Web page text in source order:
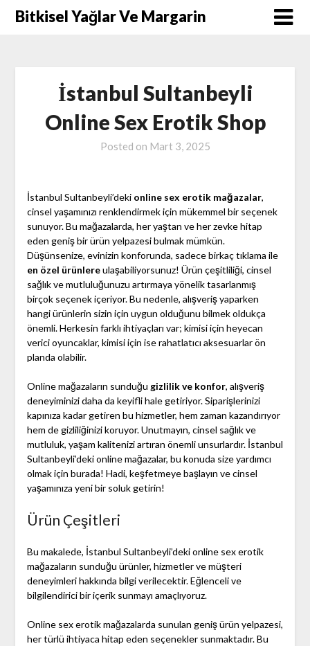
SkipBitkisel Yağlar Ve Margarin
İstanbul Sultanbeyli
Online Sex Erotik Shop
Posted on Mart 3, 2025
İstanbul Sultanbeyli’deki online sex erotik mağazalar,
cinsel yaşamınızı renklendirmek için mükemmel bir seçenek
sunuyor. Bu mağazalarda, her yaştan ve her zevke hitap
eden geniş bir ürün yelpazesi bulmak mümkün.
Düşünsenize, evinizin konforunda, sadece birkaç tıklama ile
en özel ürünlereulaşabiliyorsunuz! Ürün çeşitliliği, cinsel
sağlık ve mutluluğunuzu artırmaya yönelik tasarlanmış
birçok seçenek içeriyor. Bu nedenle, alışveriş yaparken
hangi ürünlerin sizin için uygun olduğunu bilmek oldukça
önemli. Herkesin farklı ihtiyaçları var; kimisi için heyecan
verici oyuncaklar, kimisi için ise rahatlatıcı aksesuarlar ön
planda olabilir.
Online mağazaların sunduğu gizlilik ve konfor, alışveriş
deneyiminizi daha da keyifli hale getiriyor. Siparişlerinizi
kapınıza kadar getiren bu hizmetler, hem zaman kazandırıyor
hem de gizliliğinizi koruyor. Unutmayın, cinsel sağlık ve
mutluluk, yaşam kalitenizi artıran önemli unsurlardır. İstanbul
Sultanbeyli’deki online mağazalar, bu konuda size yardımcı
olmak için burada! Hadi, keşfetmeye başlayın ve cinsel
yaşamınıza yeni bir soluk getirin!
Ürün Çeşitleri
Bu makalede, İstanbul Sultanbeyli’deki online sex erotik
mağazaların sunduğu ürünler, hizmetler ve müşteri
deneyimleri hakkında bilgi verilecektir. Eğlenceli ve
bilgilendirici bir içerik sunmayı amaçlıyoruz.
Online sex erotik mağazalarda sunulan geniş ürün yelpazesi,
her türlü ihtiyaca hitap eden seçenekler sunmaktadır. Bu